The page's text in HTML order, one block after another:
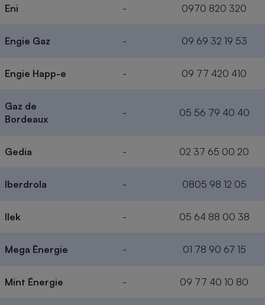
Eni - 0970 820 320
Engie Gaz - 09 69 32 19 53
Engie Happ-e - 09 77 420 410
Gaz de
Bordeaux
- 05 56 79 40 40
Gedia - 02 37 65 00 20
Iberdrola - 0805 98 12 05
Ilek - 05 64 88 00 38
Mega Énergie - 01 78 90 67 15
Mint Énergie - 09 77 40 10 80